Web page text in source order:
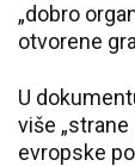
„dobro
otvorene
U
više
evropske